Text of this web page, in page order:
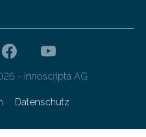
- innoscripta AG
Datenschutz